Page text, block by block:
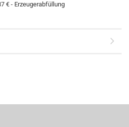
€ - Erzeugerabfüllung